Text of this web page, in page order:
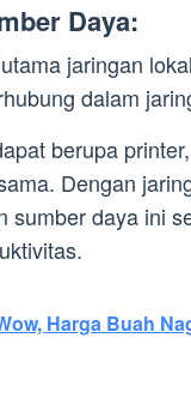
Daya:
jaringan
dalam
berupa
Dengan
sumber daya ini
Harga Buah